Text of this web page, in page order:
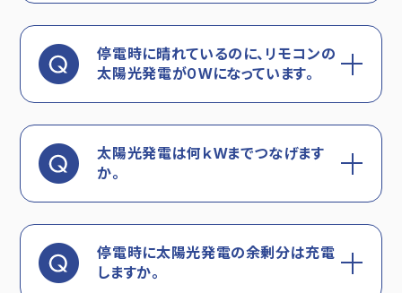
停電時に晴れているのに、リモコンの
太陽光発電が０Wになっています。
太陽光発電は何ｋWまでつなげます
か。
停電時に太陽光発電の余剰分は充電
しますか。